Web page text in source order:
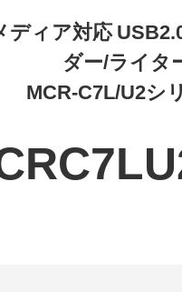
ディア対応
ダー/ライタ
MCR-C7L/U2シ